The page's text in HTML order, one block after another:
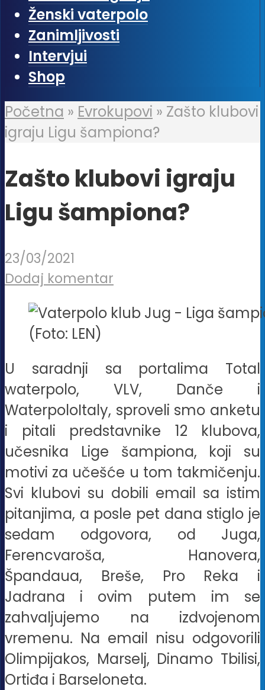
Ženski vaterpolo
Zanimljivosti
Intervjui
Shop
Početna » Evrokupovi » Zašto klubovi
igraju Ligu šampiona?
Zašto klubovi igraju
Ligu šampiona?
23/03/2021
Dodaj komentar
(Foto: LEN)
U saradnji sa portalima Total
waterpolo, VLV, Danče i
WaterpoloItaly, sproveli smo anketu
i pitali predstavnike 12 klubova,
učesnika Lige šampiona, koji su
motivi za učešće u tom takmičenju.
Svi klubovi su dobili email sa istim
pitanjima, a posle pet dana stiglo je
sedam odgovora, od Juga,
Ferencvaroša, Hanovera,
Špandaua, Breše, Pro Reka i
Jadrana i ovim putem im se
zahvaljujemo na izdvojenom
vremenu. Na email nisu odgovorili
Olimpijakos, Marselj, Dinamo Tbilisi,
Ortiđa i Barseloneta.